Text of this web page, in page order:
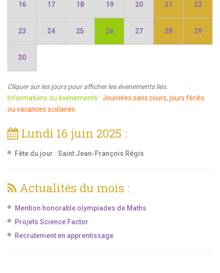
16 17 18 19 20 21 22
23 24 25 26 27 28 29
30
Cliquer sur les jours pour afficher les évenements liés.
Informations ou événements · Journées sans cours, jours fériés
ou vacances scolaires.
Lundi 16 juin 2025 :
Fête du jour : Saint Jean-François Régis
Actualités du mois :
Mention honorable olympiades de Maths
Projets Science Factor
Recrutement en apprentissage